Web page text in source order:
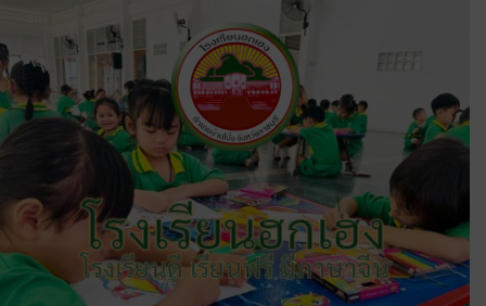
โรงเรียนฮกเฮง
โรงเรียนดี เรียนฟรี มีภาษาจีน